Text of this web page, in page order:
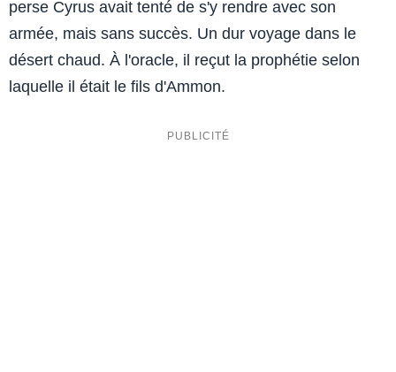
perse Cyrus avait tenté de s'y rendre avec son
armée, mais sans succès. Un dur voyage dans le
désert chaud. À l'oracle, il reçut la prophétie selon
laquelle il était le fils d'Ammon.